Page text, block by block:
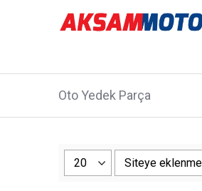
Oto Yedek Parça